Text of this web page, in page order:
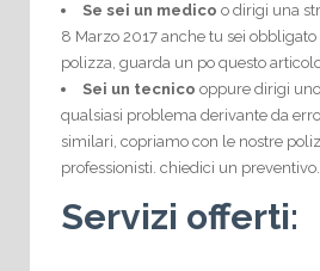
Se sei un medico o dirigi una
8 Marzo 2017 anche tu sei
polizza, guarda un po questo
Sei un tecnico oppure dirigi
qualsiasi problema derivante da
similari, copriamo con le nostre
professionisti. chiedici un preventivo.
Servizi offerti: